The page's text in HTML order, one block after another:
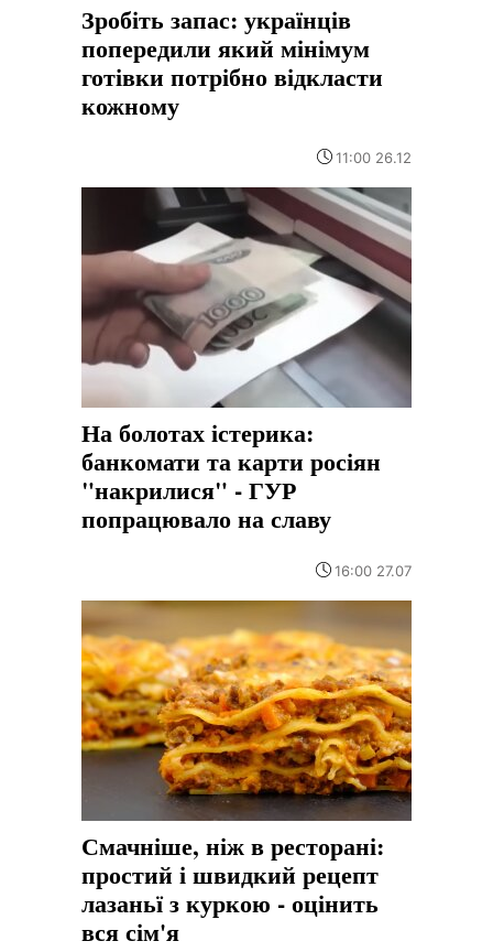
Зробіть запас: українців
попередили який мінімум
готівки потрібно відкласти
кожному
11:00 26.12
На болотах істерика:
банкомати та карти росіян
"накрилися" - ГУР
попрацювало на славу
16:00 27.07
Смачніше, ніж в ресторані:
простий і швидкий рецепт
лазаньї з куркою - оцінить
вся сім'я